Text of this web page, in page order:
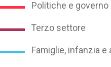
Politiche e
Terzo settore
Famiglie, infanzia